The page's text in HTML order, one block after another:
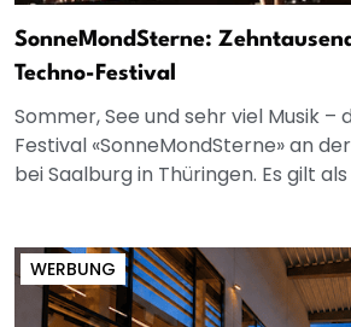
SonneMondSterne:
Techno-Festival
Sommer, See und sehr viel Musik –
Festival «SonneMondSterne» an
bei Saalburg in Thüringen. Es gilt als
WERBUNG